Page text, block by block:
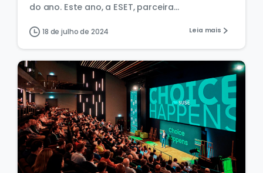
do ano. Este ano, a ESET, parceira...
18 de julho de 2024 Leia mais